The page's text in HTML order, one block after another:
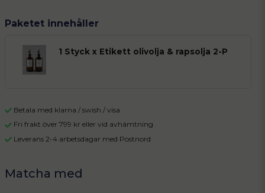
Paketet innehåller
1 Styck x Etikett olivolja & rapsolja 2-P
Betala med klarna / swish / visa
Fri frakt över 799 kr eller vid avhämtning
Leverans 2-4 arbetsdagar med Postnord